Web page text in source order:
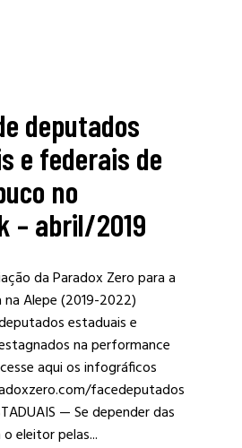
deputados
e federais de
no
– abril/2019
da Paradox Zero para a
Alepe (2019-2022)
estaduais e
na performance
aqui os infográficos
facedeputados
— Se depender das
eleitor pelas...